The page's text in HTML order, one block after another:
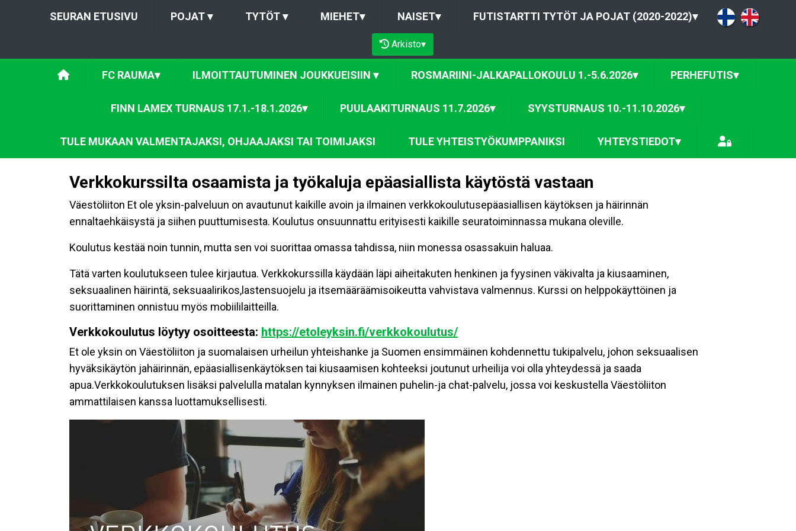
SEURAN ETUSIVU POJAT▾ TYTÖT▾ MIEHET▾ NAISET▾ FUTISTARTTI TYTÖT JA POJAT (2020-2022)▾
Arkisto▾
FC RAUMA▾ ILMOITTAUTUMINEN JOUKKUEISIIN ▾ ROSMARIINI-JALKAPALLOKOULU 1.-5.6.2026▾ PERHEFUTIS▾
FINN LAMEX TURNAUS 17.1.-18.1.2026▾ PUULAAKITURNAUS 11.7.2026▾ SYYSTURNAUS 10.-11.10.2026▾
TULE MUKAAN VALMENTAJAKSI, OHJAAJAKSI TAI TOIMIJAKSI TULE YHTEISTYÖKUMPPANIKSI YHTEYSTIEDOT▾
Verkkokurssilta osaamista ja työkaluja epäasiallista käytöstä vastaan
Väestöliiton Et ole yksin-palveluun on avautunut kaikille avoin ja ilmainen verkkokoulutusepäasiallisen käytöksen ja häirinnän
ennaltaehkäisystä ja siihen puuttumisesta. Koulutus onsuunnattu erityisesti kaikille seuratoiminnassa mukana oleville.
Koulutus kestää noin tunnin, mutta sen voi suorittaa omassa tahdissa, niin monessa osassakuin haluaa.
Tätä varten koulutukseen tulee kirjautua. Verkkokurssilla käydään läpi aiheitakuten henkinen ja fyysinen väkivalta ja kiusaaminen,
seksuaalinen häirintä, seksuaalirikos,lastensuojelu ja itsemääräämisoikeutta vahvistava valmennus. Kurssi on helppokäyttöinen ja
suorittaminen onnistuu myös mobiililaitteilla.
Verkkokoulutus löytyy osoitteesta: https://etoleyksin.fi/verkkokoulutus/
Et ole yksin on Väestöliiton ja suomalaisen urheilun yhteishanke ja Suomen ensimmäinen kohdennettu tukipalvelu, johon seksuaalisen
hyväksikäytön jahäirinnän, epäasiallisenkäytöksen tai kiusaamisen kohteeksi joutunut urheilija voi olla yhteydessä ja saada
apua.Verkkokoulutuksen lisäksi palvelulla matalan kynnyksen ilmainen puhelin-ja chat-palvelu, jossa voi keskustella Väestöliiton
ammattilaisen kanssa luottamuksellisesti.